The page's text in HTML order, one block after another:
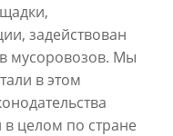
задействован
мусоровозов. Мы
в этом
в целом по стране